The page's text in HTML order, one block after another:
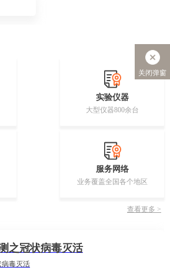
实验仪器
大型仪器800余台
服务网络
业务覆盖全国各个地区
查看更多 >
之冠状病毒灭活
病毒灭活
关闭弹窗